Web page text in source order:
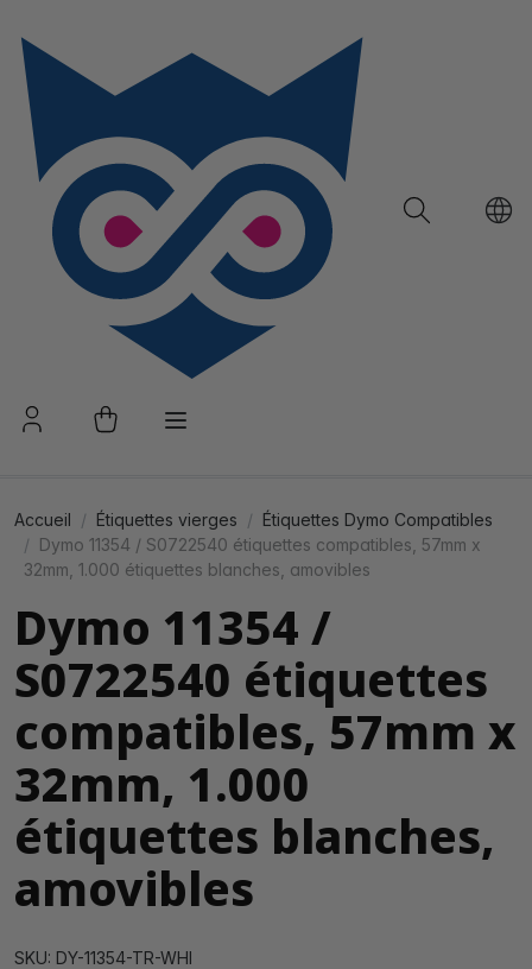
Accueil Étiquettes vierges
Étiquettes Dymo Compatibles
Dymo 11354 / S0722540 étiquettes compatibles, 57mm x
32mm, 1.000 étiquettes blanches, amovibles
Dymo 11354 /
S0722540 étiquettes
compatibles, 57mm x
32mm, 1.000
étiquettes blanches,
amovibles
SKU: DY-11354-TR-WHI